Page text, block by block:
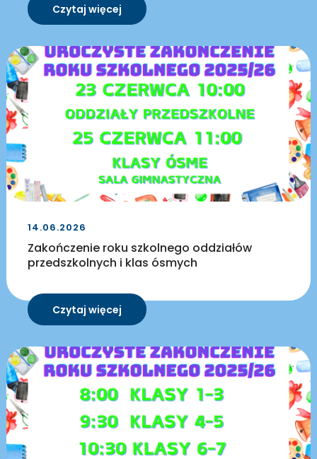
Czytaj więcej
14.06.2026
Zakończenie roku szkolnego oddziałów
przedszkolnych i klas ósmych
Czytaj więcej